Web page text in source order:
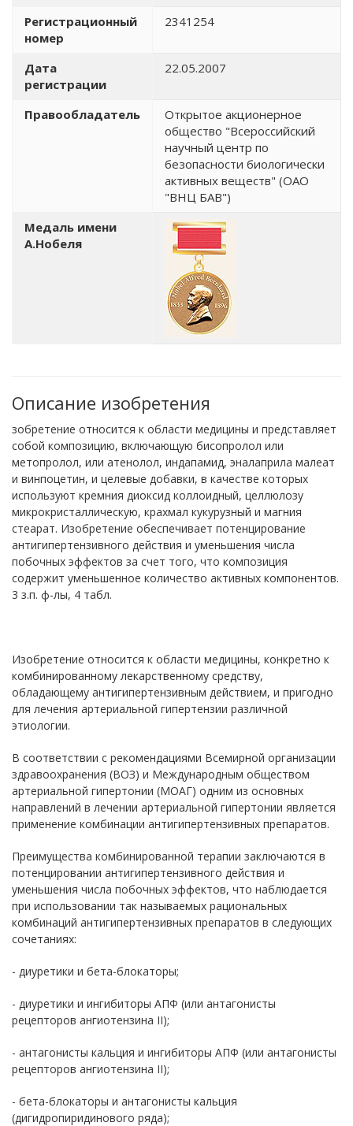
Регистрационный
номер
2341254
Дата
регистрации
22.05.2007
Правообладатель
Открытое акционерное
общество "Всероссийский
научный центр по
безопасности биологически
активных веществ" (ОАО
"ВНЦ БАВ")
Медаль имени
А.Нобеля
Описание изобретения
зобретение относится к области медицины и представляет
собой композицию, включающую бисопролол или
метопролол, или атенолол, индапамид, эналаприла малеат
и винпоцетин, и целевые добавки, в качестве которых
используют кремния диоксид коллоидный, целлюлозу
микрокристаллическую, крахмал кукурузный и магния
стеарат. Изобретение обеспечивает потенцирование
антигипертензивного действия и уменьшения числа
побочных эффектов за счет того, что композиция
содержит уменьшенное количество активных компонентов.
3 з.п. ф-лы, 4 табл.
Изобретение относится к области медицины, конкретно к
комбинированному лекарственному средству,
обладающему антигипертензивным действием, и пригодно
для лечения артериальной гипертензии различной
этиологии.
В соответствии с рекомендациями Всемирной организации
здравоохранения (ВОЗ) и Международным обществом
артериальной гипертонии (МОАГ) одним из основных
направлений в лечении артериальной гипертонии является
применение комбинации антигипертензивных препаратов.
Преимущества комбинированной терапии заключаются в
потенцировании антигипертензивного действия и
уменьшения числа побочных эффектов, что наблюдается
при использовании так называемых рациональных
комбинаций антигипертензивных препаратов в следующих
сочетаниях:
- диуретики и бета-блокаторы;
- диуретики и ингибиторы АПФ (или антагонисты
рецепторов ангиотензина II);
- антагонисты кальция и ингибиторы АПФ (или антагонисты
рецепторов ангиотензина II);
- бета-блокаторы и антагонисты кальция
(дигидропиридинового ряда);